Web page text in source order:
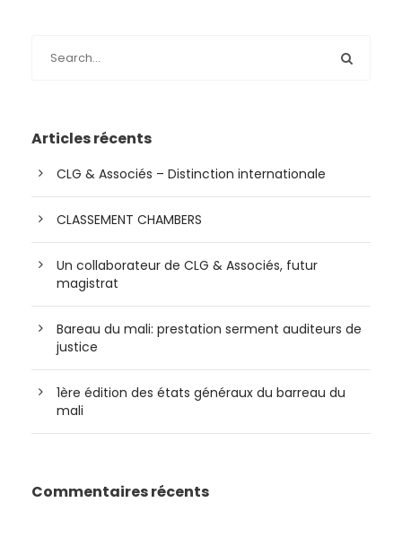
Articles récents
CLG & Associés – Distinction internationale
CLASSEMENT CHAMBERS
Un collaborateur de CLG & Associés, futur
magistrat
Bareau du mali: prestation serment auditeurs de
justice
1ère édition des états généraux du barreau du
mali
Commentaires récents